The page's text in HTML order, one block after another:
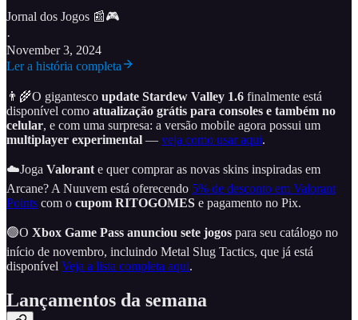
Jornal dos Jogos 📰🎮
·
November 3, 2024
Ler a história completa
👨‍🌾O gigantesco update Stardew Valley 1.6 finalmente está
disponível como atualização grátis para consoles e também no
celular, e com uma surpresa: a versão mobile agora possui um
multiplayer experimental — veja como usar aqui.
☁️Joga Valorant e quer comprar as novas skins inspiradas em
Arcane? A Nuuvem está oferecendo 5% de desconto em Valorant
Points com o cupom RITOGOMES e pagamento no Pix.
🟢O Xbox Game Pass anunciou sete jogos para seu catálogo no
início de novembro, incluindo Metal Slug Tactics, que já está
disponível Veja a lista completa aqui.
Lançamentos da semana